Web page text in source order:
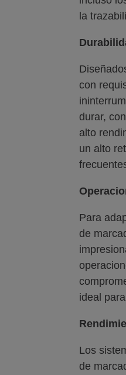
la
con
durar,
alto
un alto
Para
de
ideal
Los
de